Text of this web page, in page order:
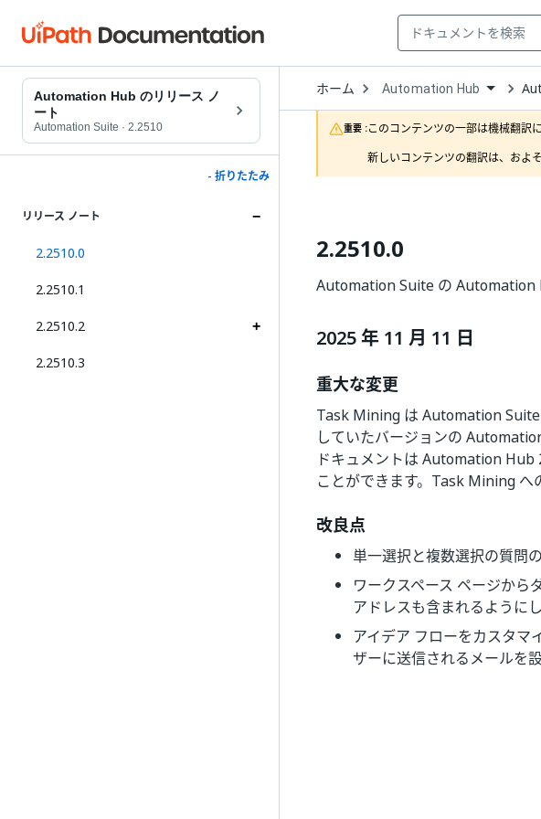
Automation Hub のリリース ノ
ート
Automation Suite · 2.2510
- 折りたたみ
リリース ノート
2.2510.0
2.2510.1
2.2510.2
2.2510.3
ホーム Open
Dropdown
to
choose
product
Automation Hub
重要 :このコンテンツの一部は機械翻訳
新しいコンテンツの翻訳は、およ
2.2510.0
Automation Suite の Automation
2025 年 11 月 11 日
重大な変更
Task Mining は Automation
していたバージョンの
ドキュメントは Automation Hub
ことができます。Task Mining へ
改良点
単一選択と複数選択の質問
ワークスペース ページから
アドレスも含まれるように
アイデア フローをカスタマ
ザーに送信されるメールを